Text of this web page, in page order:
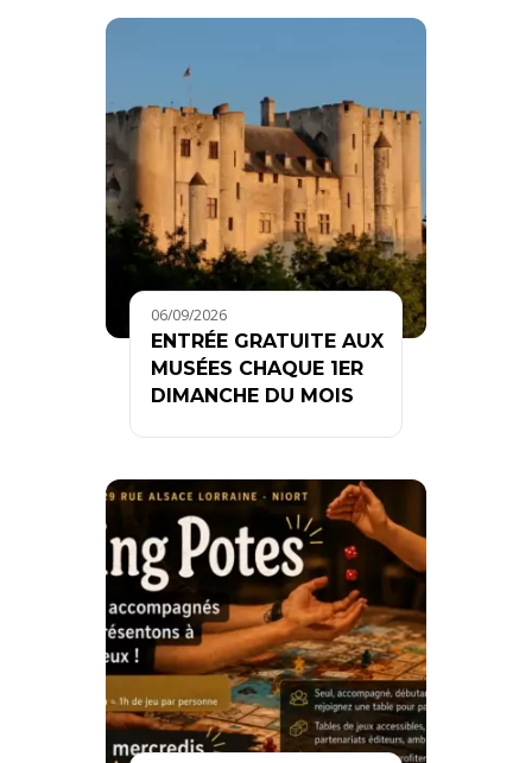
06/09/2026
ENTRÉE GRATUITE AUX
MUSÉES CHAQUE 1ER
DIMANCHE DU MOIS